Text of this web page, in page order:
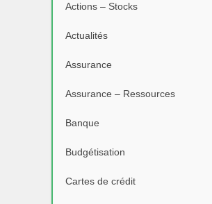
Actions – Stocks
Actualités
Assurance
Assurance – Ressources
Banque
Budgétisation
Cartes de crédit